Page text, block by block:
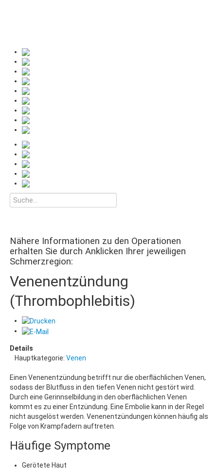
Nähere Informationen zu den Operationen
erhalten Sie durch Anklicken Ihrer jeweiligen
Schmerzregion:
Venenentzündung
(Thrombophlebitis)
Details
Hauptkategorie: Venen
Einen Venenentzündung betrifft nur die oberflächlichen Venen,
sodass der Blutfluss in den tiefen Venen nicht gestört wird.
Durch eine Gerinnselbildung in den oberflächlichen Venen
kommt es zu einer Entzündung. Eine Embolie kann in der Regel
nicht ausgelöst werden. Venenentzündungen können häufig als
Folge von Krampfadern auftreten.
Häufige Symptome
Gerötete Haut